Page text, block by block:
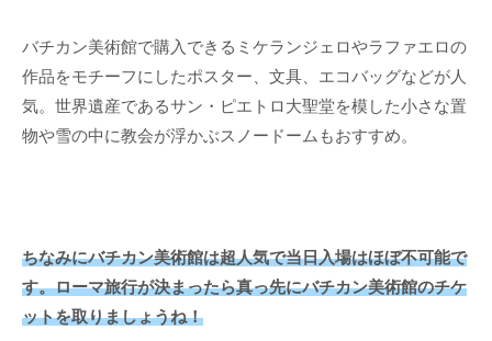
バチカン美術館で購入できるミケランジェロやラファエロの
作品をモチーフにしたポスター、文具、エコバッグなどが人
気。世界遺産であるサン・ピエトロ大聖堂を模した小さな置
物や雪の中に教会が浮かぶスノードームもおすすめ。
ちなみにバチカン美術館は超人気で当日入場はほぼ不可能で
す。ローマ旅行が決まったら真っ先にバチカン美術館のチケ
ットを取りましょうね！